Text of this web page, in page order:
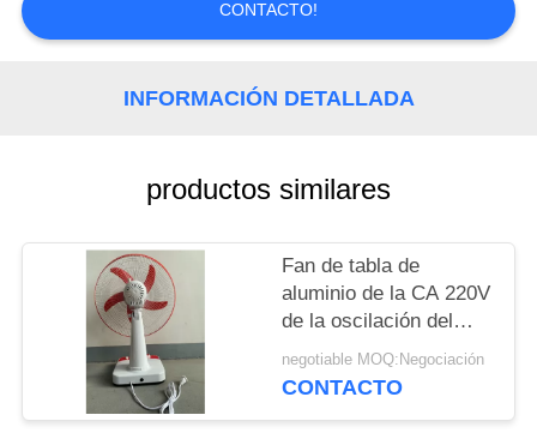
UNA
PRIVACY
POLICY
CONTACTO!
INFORMACIÓN DETALLADA
productos similares
Fan de tabla de
aluminio de la CA 220V
de la oscilación del
motor el 90°
negotiable MOQ:Negociación
CONTACTO